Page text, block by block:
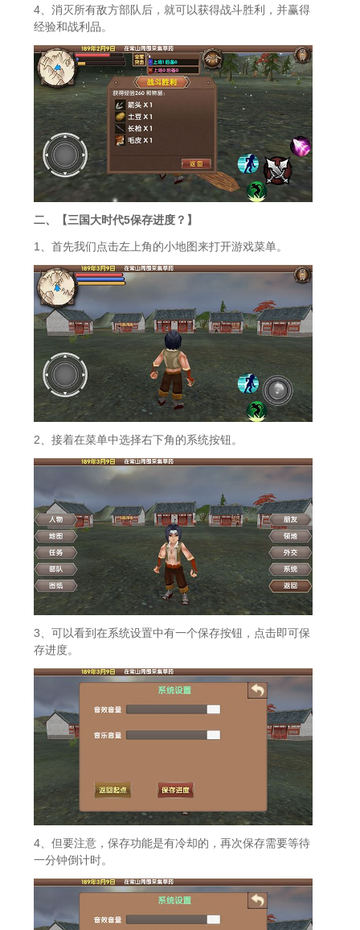
4、消灭所有敌方部队后，就可以获得战斗胜利，并赢得
经验和战利品。
二、【三国大时代5保存进度？】
1、首先我们点击左上角的小地图来打开游戏菜单。
2、接着在菜单中选择右下角的系统按钮。
3、可以看到在系统设置中有一个保存按钮，点击即可保
存进度。
4、但要注意，保存功能是有冷却的，再次保存需要等待
一分钟倒计时。